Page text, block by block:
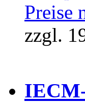
Preise
zzgl.